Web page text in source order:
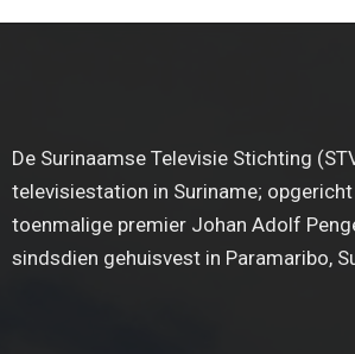
De Surinaamse Televisie Stichting
televisiestation in Suriname;
toenmalige premier Johan Adolf
sindsdien gehuisvest in Paramaribo,